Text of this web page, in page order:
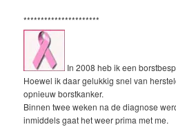
**********************
In 2008 heb ik een
Hoewel ik daar gelukkig snel van
opnieuw borstkanker.
Binnen twee weken na de diagnose
inmiddels gaat het weer prima met me.